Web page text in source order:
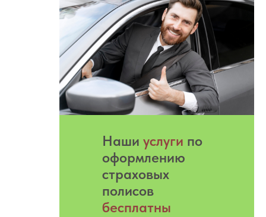
Hаши услуги по
оформлению
страховых
полисов
бесплатны